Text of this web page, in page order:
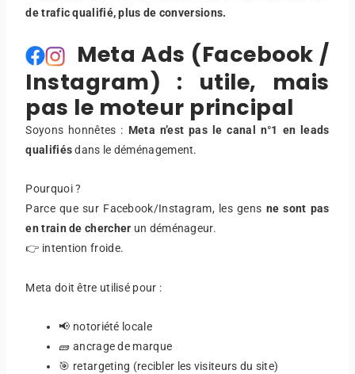
de trafic qualifié, plus de conversions.
Meta Ads (Facebook /
Instagram) : utile, mais
pas le moteur principal
Soyons honnêtes : Meta n’est pas le canal n°1 en leads
qualifiésdans le déménagement.
Pourquoi ?
Parce que sur Facebook/Instagram, les gens ne sont pas
en train de chercher un déménageur.
👉 intention froide.
Meta doit être utilisé pour :
📢 notoriété locale
🧱 ancrage de marque
🎯 retargeting (recibler les visiteurs du site)